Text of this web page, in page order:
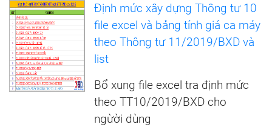
Định mức xây dựng Thông tư 10
file excel và bảng tính giá ca máy
theo Thông tư 11/2019/BXD và
list
Bổ xung file excel tra định mức
theo TT10/2019/BXD cho
ngừời dùng